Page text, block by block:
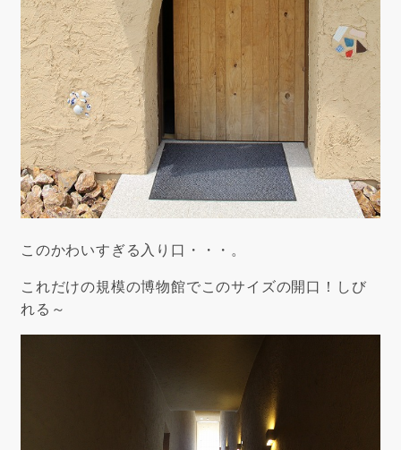
このかわいすぎる入り口・・・。
これだけの規模の博物館でこのサイズの開口！しび
れる～